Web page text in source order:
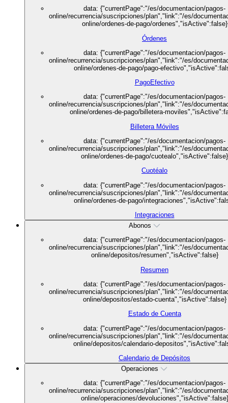
data: {"currentPage":"/es/documentacion/pagos-
online/recurrencia/suscripciones/plan","link":"/es/
online/ordenes-de-pago/ordenes","isActive":false}
Órdenes
data: {"currentPage":"/es/documentacion/pagos-
online/recurrencia/suscripciones/plan","link":"/es/
online/ordenes-de-pago/pago-
PagoEfectivo
data: {"currentPage":"/es/documentacion/pagos-
online/recurrencia/suscripciones/plan","link":"/es/
online/ordenes-de-pago/billetera-
Billetera Móviles
data: {"currentPage":"/es/documentacion/pagos-
online/recurrencia/suscripciones/plan","link":"/es/
online/ordenes-de-pago/cuotealo","isActive":false}
Cuotéalo
data: {"currentPage":"/es/documentacion/pagos-
online/recurrencia/suscripciones/plan","link":"/es/
online/ordenes-de-pago/
Integraciones
Abonos
data: {"currentPage":"/es/documentacion/pagos-
online/recurrencia/suscripciones/plan","link":"/es/
online/depositos/resumen","isActive":false}
Resumen
data: {"currentPage":"/es/documentacion/pagos-
online/recurrencia/suscripciones/plan","link":"/es/
online/depositos/estado-cuenta","isActive":false}
Estado de Cuenta
data: {"currentPage":"/es/documentacion/pagos-
online/recurrencia/suscripciones/plan","link":"/es/
online/depositos/calendario-
Calendario de Depósitos
Operaciones
data: {"currentPage":"/es/documentacion/pagos-
online/recurrencia/suscripciones/plan","link":"/es/
online/operaciones/devoluciones","isActive":false}